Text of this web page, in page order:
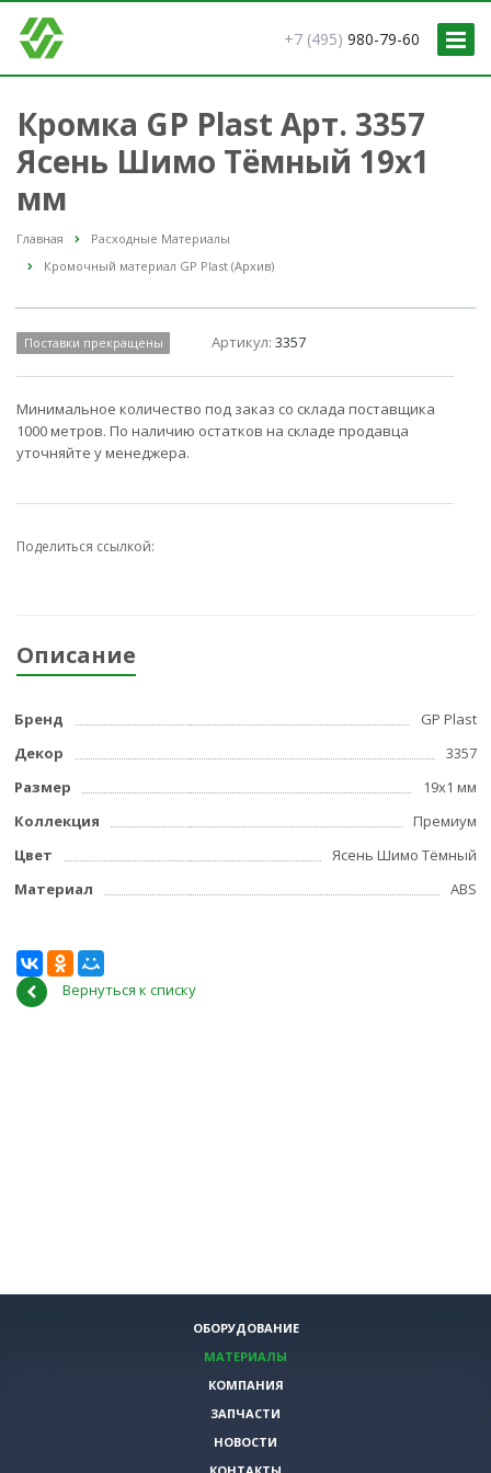
+7 (495) 980-79-60
Кромка GP Plast Арт. 3357
Ясень Шимо Тёмный 19x1
мм
Главная
Расходные Материалы
Кромочный материал GP Plast (Архив)
Поставки прекращены Артикул:3357
Минимальное количество под заказ со склада поставщика
1000 метров. По наличию остатков на складе продавца
уточняйте у менеджера.
Поделиться ссылкой:
Описание
Бренд
GP Plast
Декор
3357
Размер
19x1 мм
Коллекция
Премиум
Цвет
Ясень Шимо Тёмный
Материал
ABS
Вернуться к списку
ОБОРУДОВАНИЕ
МАТЕРИАЛЫ
КОМПАНИЯ
ЗАПЧАСТИ
НОВОСТИ